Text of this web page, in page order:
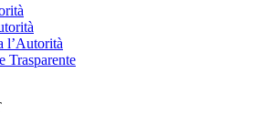
l’Autorità
Trasparente